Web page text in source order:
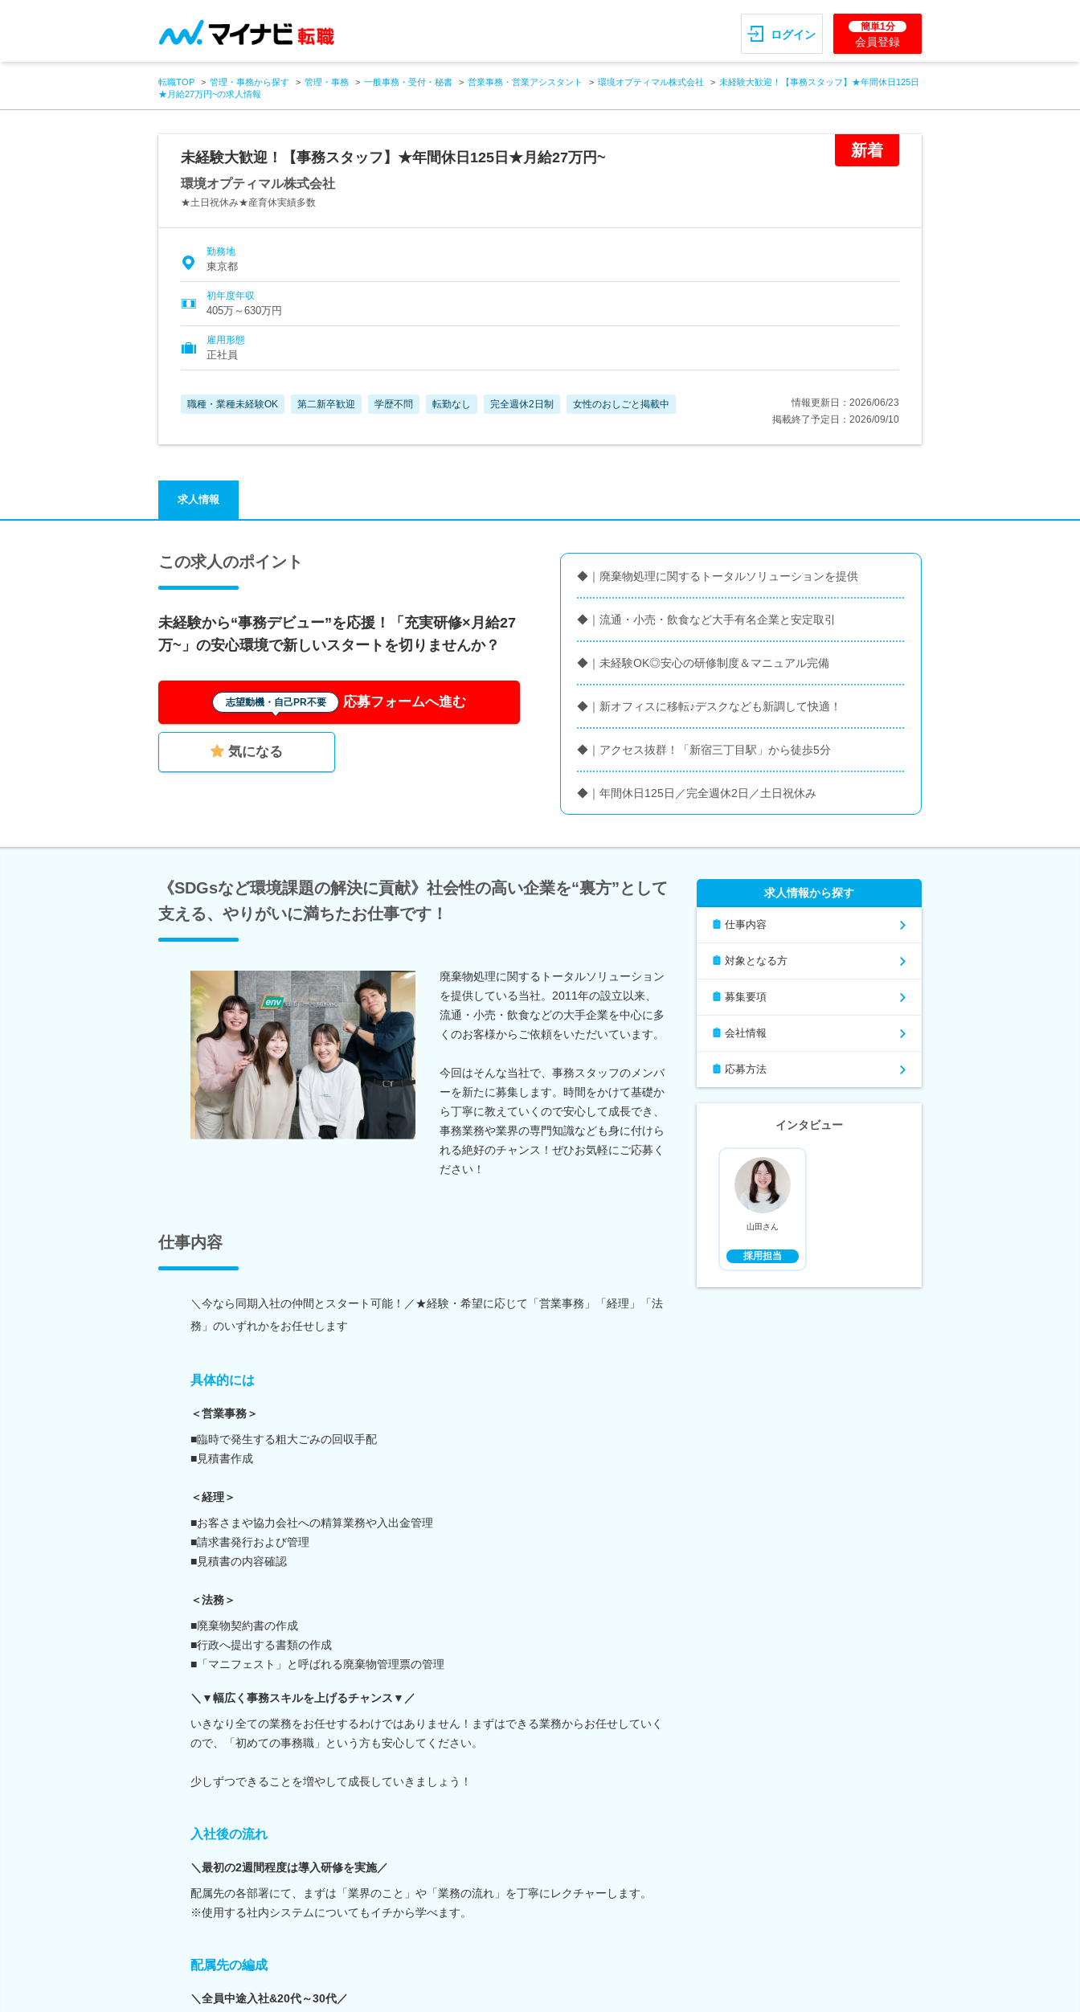
ログイン
簡単1分
会員登録
転職TOP 管理・事務から探す 管理・事務 一般事務・受付・秘書 営業事務・営業アシスタント 環境オプティマル株式会社
未経験大歓迎！【事務スタッフ】★年間休日125日
★月給27万円~の求人情報
新着
未経験大歓迎！【事務スタッフ】★年間休日125日★月給27万円~
環境オプティマル株式会社
★土日祝休み★産育休実績多数
勤務地
東京都
初年度年収
405万～630万円
雇用形態
正社員
職種・業種未経験OK 第二新卒歓迎 学歴不問 転勤なし 完全週休2日制 女性のおしごと掲載中
情報更新日：2026/06/23
掲載終了予定日：2026/09/10
求人情報
この求人のポイント
未経験から“事務デビュー”を応援！「充実研修×月給27
万~」の安心環境で新しいスタートを切りませんか？
志望動機・自己PR不要 応募フォームへ進む
気になる
◆｜廃棄物処理に関するトータルソリューションを提供
◆｜流通・小売・飲食など大手有名企業と安定取引
◆｜未経験OK◎安心の研修制度＆マニュアル完備
◆｜新オフィスに移転♪デスクなども新調して快適！
◆｜アクセス抜群！「新宿三丁目駅」から徒歩5分
◆｜年間休日125日／完全週休2日／土日祝休み
《SDGsなど環境課題の解決に貢献》社会性の高い企業を“裏方”として
支える、やりがいに満ちたお仕事です！
廃棄物処理に関するトータルソリューション
を提供している当社。2011年の設立以来、
流通・小売・飲食などの大手企業を中心に多
くのお客様からご依頼をいただいています。
今回はそんな当社で、事務スタッフのメンバ
ーを新たに募集します。時間をかけて基礎か
ら丁寧に教えていくので安心して成長でき、
事務業務や業界の専門知識なども身に付けら
れる絶好のチャンス！ぜひお気軽にご応募く
ださい！
仕事内容
＼今なら同期入社の仲間とスタート可能！／★経験・希望に応じて「営業事務」「経理」「法
務」のいずれかをお任せします
具体的には
＜営業事務＞
■臨時で発生する粗大ごみの回収手配
■見積書作成
＜経理＞
■お客さまや協力会社への精算業務や入出金管理
■請求書発行および管理
■見積書の内容確認
＜法務＞
■廃棄物契約書の作成
■行政へ提出する書類の作成
■「マニフェスト」と呼ばれる廃棄物管理票の管理
＼▼幅広く事務スキルを上げるチャンス▼／
いきなり全ての業務をお任せするわけではありません！まずはできる業務からお任せしていく
ので、「初めての事務職」という方も安心してください。
少しずつできることを増やして成長していきましょう！
入社後の流れ
＼最初の2週間程度は導入研修を実施／
配属先の各部署にて、まずは「業界のこと」や「業務の流れ」を丁寧にレクチャーします。
※使用する社内システムについてもイチから学べます。
配属先の編成
＼全員中途入社&20代～30代／
求人情報から探す
仕事内容
対象となる方
募集要項
会社情報
応募方法
インタビュー
山田さん
採用担当